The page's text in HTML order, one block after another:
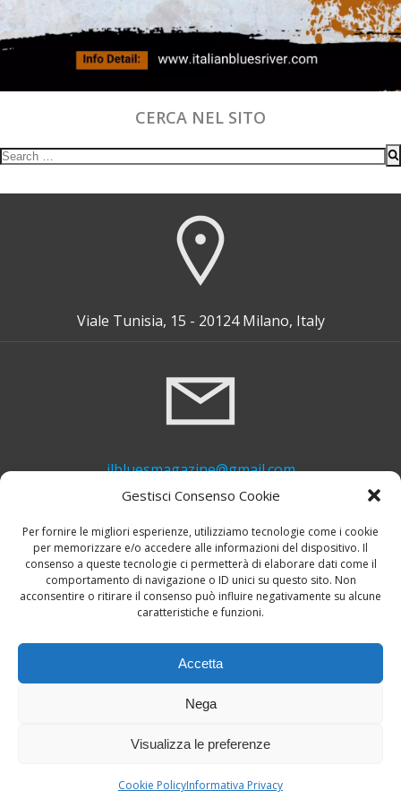
Gestisci Consenso Cookie
Per fornire le migliori esperienze, utilizziamo tecnologie come i cookie
per memorizzare e/o accedere alle informazioni del dispositivo. Il
consenso a queste tecnologie ci permetterà di elaborare dati come il
comportamento di navigazione o ID unici su questo sito. Non
acconsentire o ritirare il consenso può influire negativamente su alcune
caratteristiche e funzioni.
Accetta
Nega
Visualizza le preferenze
Cookie PolicyInformativa Privacy
CERCA NEL SITO
Search
Viale Tunisia, 15 - 20124 Milano, Italy
ilbluesmagazine@gmail.com
+39 339 748 6635
© 2026 Il Blues Magazine. Powered by